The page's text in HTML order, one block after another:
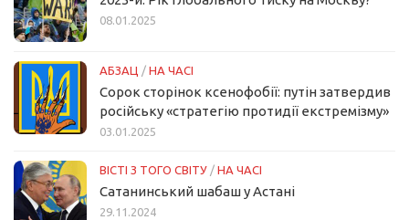
08.01.2025
АБЗАЦ / НА ЧАСІ
Сорок сторінок ксенофобії: путін затвердив
російську «стратегію протидії екстремізму»
03.01.2025
ВІСТІ З ТОГО СВІТУ / НА ЧАСІ
Сатанинський шабаш у Астані
29.11.2024